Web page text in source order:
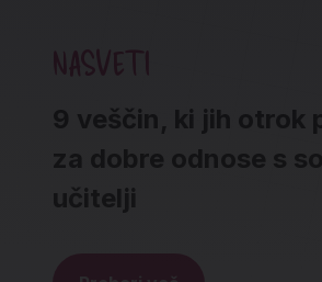
NASVETI
9 veščin, ki jih otrok
za dobre odnose s
učitelji